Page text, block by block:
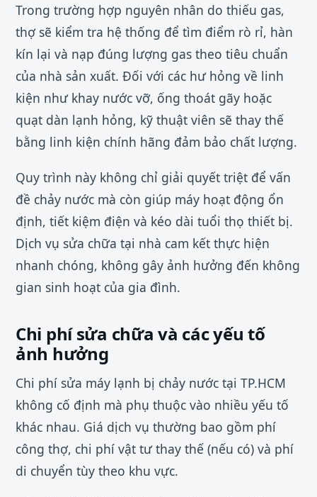
Trong trường hợp nguyên nhân do thiếu gas,
thợ sẽ kiểm tra hệ thống để tìm điểm rò rỉ, hàn
kín lại và nạp đúng lượng gas theo tiêu chuẩn
của nhà sản xuất. Đối với các hư hỏng về linh
kiện như khay nước vỡ, ống thoát gãy hoặc
quạt dàn lạnh hỏng, kỹ thuật viên sẽ thay thế
bằng linh kiện chính hãng đảm bảo chất lượng.
Quy trình này không chỉ giải quyết triệt để vấn
đề chảy nước mà còn giúp máy hoạt động ổn
định, tiết kiệm điện và kéo dài tuổi thọ thiết bị.
Dịch vụ sửa chữa tại nhà cam kết thực hiện
nhanh chóng, không gây ảnh hưởng đến không
gian sinh hoạt của gia đình.
Chi phí sửa chữa và các yếu tố
ảnh hưởng
Chi phí sửa máy lạnh bị chảy nước tại TP.HCM
không cố định mà phụ thuộc vào nhiều yếu tố
khác nhau. Giá dịch vụ thường bao gồm phí
công thợ, chi phí vật tư thay thế (nếu có) và phí
di chuyển tùy theo khu vực.